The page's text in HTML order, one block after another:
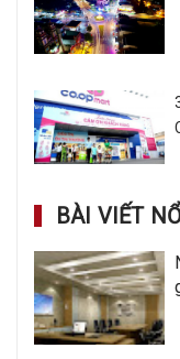
BÀI VIẾT